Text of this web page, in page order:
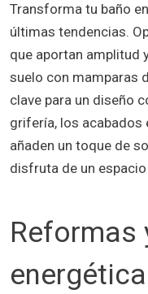
Transforma tu baño
últimas tendencias.
que aportan amplitud
suelo con mamparas
clave para un diseño
grifería, los acabados
añaden un toque de
disfruta de un
Reformas